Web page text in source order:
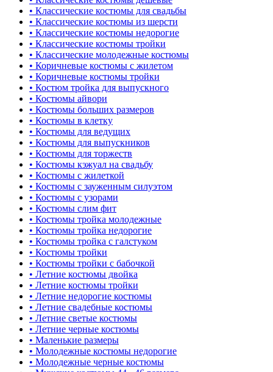
• Классические костюмы для свадьбы
• Классические костюмы из шерсти
• Классические костюмы недорогие
• Классические костюмы тройки
• Классические молодежные костюмы
• Коричневые костюмы с жилетом
• Коричневые костюмы тройки
• Костюм тройка для выпускного
• Костюмы айвори
• Костюмы больших размеров
• Костюмы в клетку
• Костюмы для ведущих
• Костюмы для выпускников
• Костюмы для торжеств
• Костюмы кэжуал на свадьбу
• Костюмы с жилеткой
• Костюмы с зауженным силуэтом
• Костюмы с узорами
• Костюмы слим фит
• Костюмы тройка молодежные
• Костюмы тройка недорогие
• Костюмы тройка с галстуком
• Костюмы тройки
• Костюмы тройки с бабочкой
• Летние костюмы двойка
• Летние костюмы тройки
• Летние недорогие костюмы
• Летние свадебные костюмы
• Летние светые костюмы
• Летние черные костюмы
• Маленькие размеры
• Молодежные костюмы недорогие
• Молодежные черные костюмы